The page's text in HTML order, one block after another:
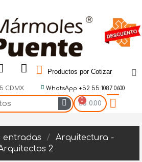
Productos por Cotizar
CDMX WhatsApp +52 55 1087 0600
$ 0.00
entradas
Arquitectura -
2